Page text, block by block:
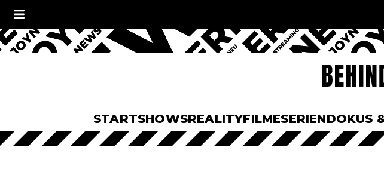
STARTSHOWSREALITYFILMESERIENDOKUS